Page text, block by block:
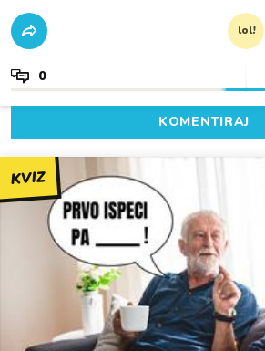
lol!
0
KOMENTIRAJ
KVIZ